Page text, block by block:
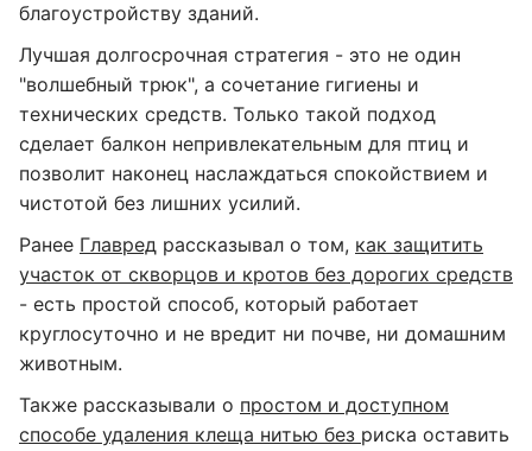
благоустройству зданий.
Лучшая долгосрочная стратегия - это не один
"волшебный трюк", а сочетание гигиены и
технических средств. Только такой подход
сделает балкон непривлекательным для птиц и
позволит наконец наслаждаться спокойствием и
чистотой без лишних усилий.
Ранее Главред рассказывал о том, как защитить
участок от скворцов и кротов без дорогих средств
- есть простой способ, который работает
круглосуточно и не вредит ни почве, ни домашним
животным.
Также рассказывали о простом и доступном
способе удаления клеща нитью без риска оставить